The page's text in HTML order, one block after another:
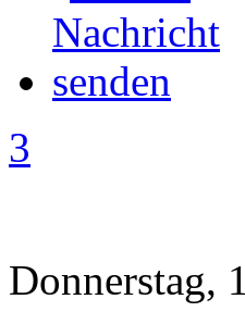
3
Donnerstag,